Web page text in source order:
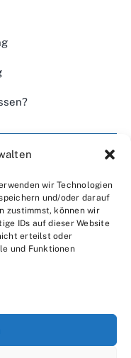
wir Technologien
und/oder darauf
zustimmst, können wir
IDs auf dieser Website
erteilst oder
und Funktionen